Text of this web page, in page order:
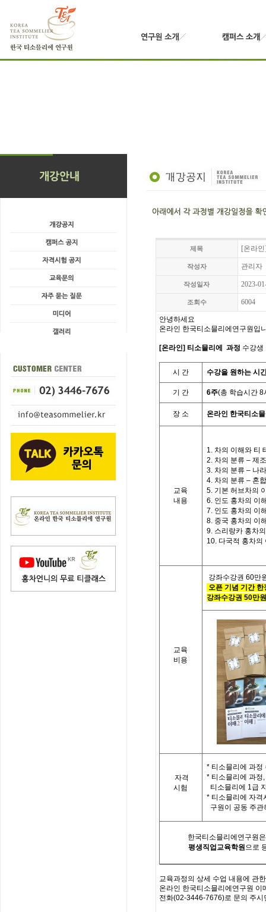
제목 [온라
작성자 관리자
작성일자 2023-
조회수 6004
안녕하세요
온라인 한국티소믈리에연구원입
[온라인] 티소믈리에 과정 수강생
시 간 수강을 원하는 시
기 간 6주(총 학습시간8
장 소 온라인 한국티소
교육
내용
1. 차의 이해와 티
2. 차의 분류 – 제
3. 차의 분류 – 나라
4. 차의 분류 – 혼합
5. 기본 허브차의
6. 인도 홍차의 이
7. 인도 홍차의 이
8. 중국 홍차의 이
9. 스리랑카 홍차
10. 다국적 홍차의
교육
비용
강좌수강권 60만
오픈 기념 기간 한
강좌수강권 50만원
자격
시험
* 티소믈리에 과정
* 티소믈리에 과정,
티소믈리에 1급
* 티소믈리에 자격
구원이 공동 주
한국티소믈리에연구원
평생직업교육학원으로
교육과정의 상세 수업 내용에 관한
온라인 한국티소믈리에 연구원 이
전화(02-3446-7676)로 문의 주시